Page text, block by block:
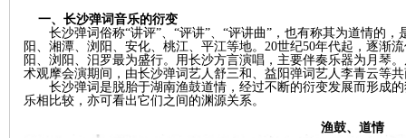
一、长沙弹词音乐的衍变
长沙弹词俗称“讲评”、“评讲”、“评讲曲”，也有称其为道情的
阳、湘潭、浏阳、安化、桃江、平江等地。20世纪50年代起，逐渐
阳、浏阳、汨罗最为盛行。用长沙方言演唱，主要伴奏乐器为月琴
术观摩会演期间，由长沙弹词艺人舒三和、益阳弹词艺人李青云等
长沙弹词是脱胎于湖南渔鼓道情，经过不断的衍变发展而形成
乐相比较，亦可看出它们之间的渊源关系。
渔鼓、道情